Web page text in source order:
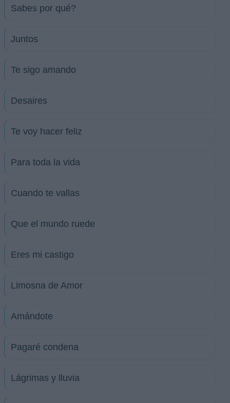
Sabes por qué?
Juntos
Te sigo amando
Desaires
Te voy hacer feliz
Para toda la vida
Cuando te vallas
Que el mundo ruede
Eres mi castigo
Limosna de Amor
Amándote
Pagaré condena
Lágrimas y lluvia